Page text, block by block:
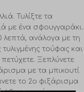
Τυλίξτε τα
με ένα σφουγγαράκι.
λεπτά, ανάλογα με τη
τούφας και
Ξεπλύνετε
με τα μπικουτί
το 2ο φιξάρισμα